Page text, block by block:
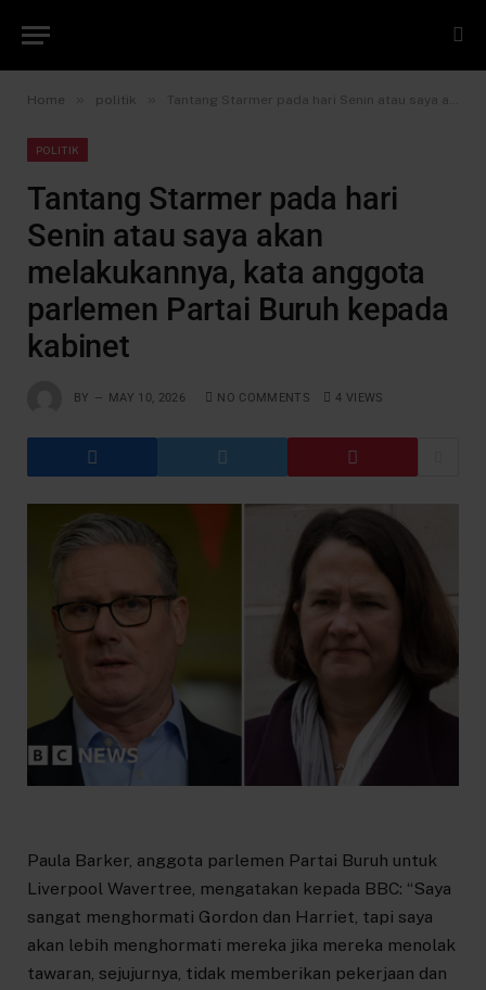
Home politik Tantang Starmer pada hari Senin atau saya akan melakukannya, kata anggota parlemen Partai Buruh kepada kabinet
POLITIK
Tantang Starmer pada hari
Senin atau saya akan
melakukannya, kata anggota
parlemen Partai Buruh kepada
kabinet
BY MAY 10, 2026 NO COMMENTS 4 VIEWS
Paula Barker, anggota parlemen Partai Buruh untuk
Liverpool Wavertree, mengatakan kepada BBC: “Saya
sangat menghormati Gordon dan Harriet, tapi saya
akan lebih menghormati mereka jika mereka menolak
tawaran, sejujurnya, tidak memberikan pekerjaan dan